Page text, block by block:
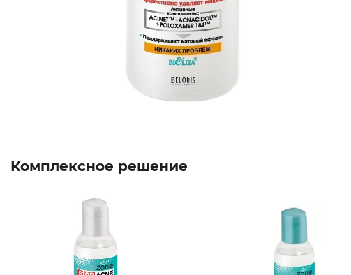
Комплексное решение